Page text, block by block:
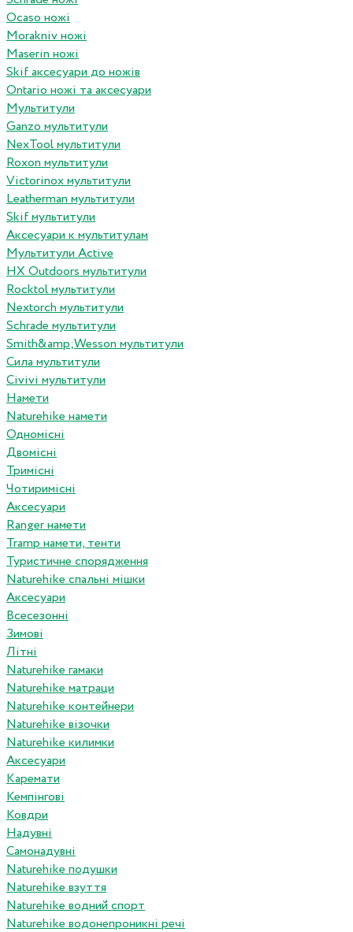
Ocaso ножі
Morakniv ножі
Maserin ножі
Skif аксесуари до ножів
Ontario ножі та аксесуари
Мультитули
Ganzo мультитули
NexTool мультитули
Roxon мультитули
Victorinox мультитули
Leatherman мультитули
Skif мультитули
Аксесуари к мультитулам
Мультитули Active
HX Outdoors мультитули
Rocktol мультитули
Nextorch мультитули
Schrade мультитули
Smith&amp;Wesson мультитули
Сила мультитули
Civivi мультитули
Намети
Naturehike намети
Одномісні
Двомісні
Тримісні
Чотиримісні
Аксесуари
Ranger намети
Tramp намети, тенти
Туристичне спорядження
Naturehike спальні мішки
Аксесуари
Всесезонні
Зимові
Літні
Naturehike гамаки
Naturehike матраци
Naturehike контейнери
Naturehike візочки
Naturehike килимки
Аксесуари
Каремати
Кемпінгові
Ковдри
Надувні
Самонадувні
Naturehike подушки
Naturehike взуття
Naturehike водний спорт
Naturehike водонепроникні речі